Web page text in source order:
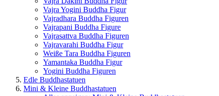
Vajra Yogini Buddha Figur
Vajradhara Buddha Figuren
Vajrapani Buddha Figure
Vajrasattva Buddha Figuren
Vajravarahi Buddha Figur
Weiße Tara Buddha Figuren
Yamantaka Buddha Figur
Yogini Buddha Figuren
Edle Buddhastatuen
Mini & Kleine Buddhastatuen